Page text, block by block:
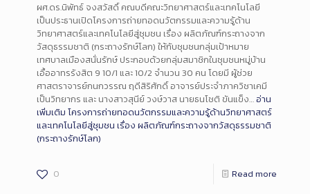
ผศ.ดร.นิพัทธ์ จงสวัสดิ์ คณบดีคณะวิทยาศาสตร์และเทคโนโลยี
เป็นประธานเปิดโครงการถ่ายทอดนวัตกรรมและความรู้ด้าน
วิทยาศาสตร์และเทคโนโลยีสู่ชุมชน เรื่อง ผลิตภัณฑ์กระถางจาก
วัสดุธรรมชาติ (กระถางรักษ์โลก) ให้กับชุมชนกลุ่มเป้าหมาย
เทศบาลเมืองสนั่นรักษ์ ประกอบด้วยกลุ่มสมาชิกในชุมชนหมู่บ้าน
เอื้ออาทรรังสิต 9 10/1 และ 10/2 จำนวน 30 คน โดยมี ผู้ช่วย
ศาสตราจารย์กนกวรรณ ฤดีสิริศักดิ์ อาจารย์ประจำภาควิชาเคมี
เป็นวิทยากร และ นางสาวสุนีย์ วงษ์วาส นายธนโชติ ขันแข็ง…อ่าน
เพิ่มเติม โครงการถ่ายทอดนวัตกรรมและความรู้ด้านวิทยาศาสตร์
และเทคโนโลยีสู่ชุมชน เรื่อง ผลิตภัณฑ์กระถางจากวัสดุธรรมชาติ
(กระถางรักษ์โลก)
0 Read more